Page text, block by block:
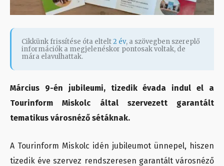
Cikkünk frissítése óta eltelt2 év, a szövegben szereplő
információk a megjelenéskor pontosak voltak, de
mára elavulhattak.
Március 9-én jubileumi, tizedik évada indul el a
Tourinform Miskolc által szervezett garantált
tematikus városnéző sétáknak.
A Tourinform Miskolc idén jubileumot ünnepel, hiszen
tizedik éve szervez rendszeresen garantált városnéző